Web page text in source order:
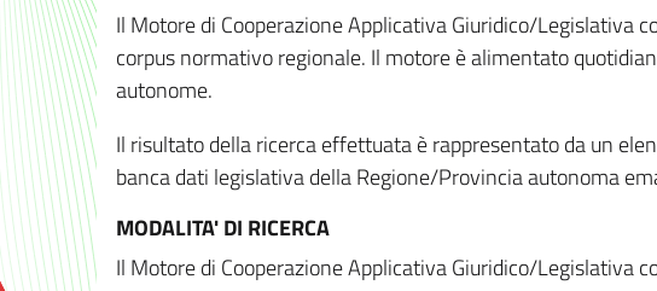
Il Motore di Cooperazione Applicativa Giuridico/
corpus normativo regionale. Il motore è alimentato
autonome.
Il risultato della ricerca effettuata è rappresentato da un
banca dati legislativa della Regione/Provincia autonoma
MODALITA' DI RICERCA
Il Motore di Cooperazione Applicativa Giuridico/Legislativa